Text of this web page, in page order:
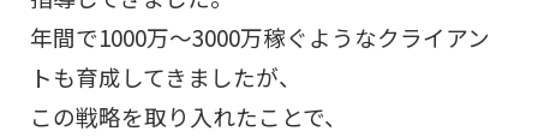
年間で1000万〜3000万稼ぐようなクライアン
トも育成してきましたが、
この戦略を取り入れたことで、